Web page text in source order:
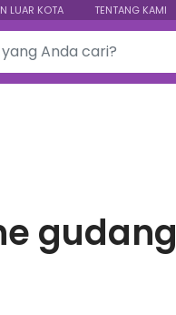
LUAR KOTA TENTANG KAMI
gudang